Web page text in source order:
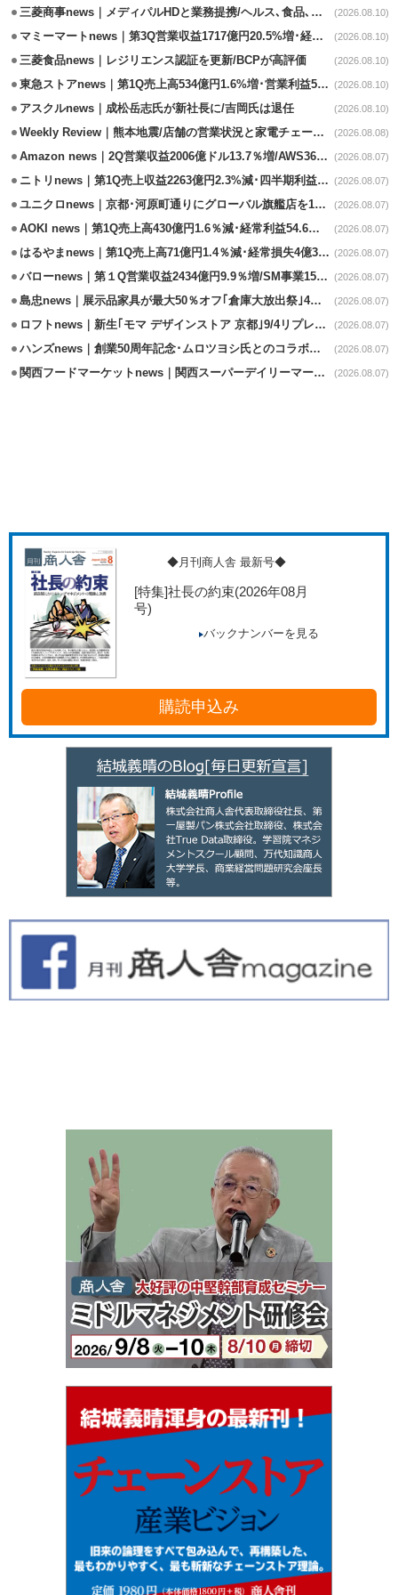
三菱商事news｜メディパルHDと業務提携/ヘルス､食品､日用品で協業 (2026.08.10)
マミーマートnews｜第3Q営業収益1717億円20.5%増･経常利益3.6%増 (2026.08.10)
三菱食品news｜レジリエンス認証を更新/BCPが高評価 (2026.08.10)
東急ストアnews｜第1Q売上高534億円1.6%増･営業利益5億円13.3%減 (2026.08.10)
アスクルnews｜成松岳志氏が新社長に/吉岡氏は退任 (2026.08.10)
Weekly Review｜熊本地震/店舗の営業状況と家電チェーンの支援策 (2026.08.08)
Amazon news｜2Q営業収益2006億ドル13.7％増/AWS36.8％％増が貢献 (2026.08.07)
ニトリnews｜第1Q売上収益2263億円2.3%減･四半期利益1.4％減 (2026.08.07)
ユニクロnews｜京都･河原町通りにグローバル旗艦店を11/6開設 (2026.08.07)
AOKI news｜第1Q売上高430億円1.6％減･経常利益54.6％減 (2026.08.07)
はるやまnews｜第1Q売上高71億円1.4％減･経常損失4億3800万円 (2026.08.07)
バローnews｜第１Q営業収益2434億円9.9％増/SM事業15.5％増と絶好調 (2026.08.07)
島忠news｜展示品家具が最大50％オフ｢倉庫大放出祭｣4店舗限定で開催 (2026.08.07)
ロフトnews｜新生｢モマ デザインストア 京都｣9/4リプレイスオープン (2026.08.07)
ハンズnews｜創業50周年記念･ムロツヨシ氏とのコラボ企画｢ムロハンズ｣開催 (2026.08.07)
関西フードマーケットnews｜関西スーパーデイリーマート蒲生店8/7改装 (2026.08.07)
◆月刊商人舎 最新号◆
[特集]社長の約束(2026年08月
号)
バックナンバーを見る
購読申込み